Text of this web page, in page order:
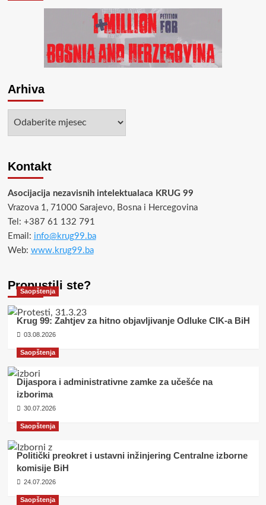
Arhiva
Kontakt
Asocijacija nezavisnih intelektualaca KRUG 99
Vrazova 1, 71000 Sarajevo, Bosna i Hercegovina
Tel: +387 61 132 791
Email: info@krug99.ba
Web: www.krug99.ba
Propustili ste?
Saopštenja
Krug 99: Zahtjev za hitno objavljivanje Odluke CIK-a BiH
03.08.2026
Saopštenja
Dijaspora i administrativne zamke za učešće na
izborima
30.07.2026
Saopštenja
Politički preokret i ustavni inžinjering Centralne izborne
komisije BiH
24.07.2026
Saopštenja